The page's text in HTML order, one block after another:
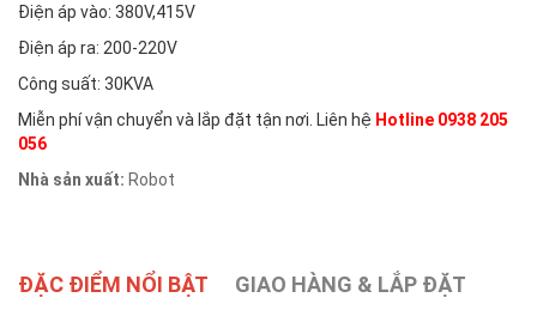
Điện áp vào: 380V,415V
Điện áp ra: 200-220V
Công suất: 30KVA
Miễn phí vận chuyển và lắp đặt tận nơi. Liên hệ Hotline 0938 205
056
Nhà sản xuất: Robot
ĐẶC ĐIỂM NỔI BẬT GIAO HÀNG & LẮP ĐẶT